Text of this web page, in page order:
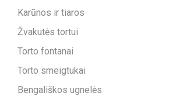
Karūnos ir tiaros
Žvakutės tortui
Torto fontanai
Torto smeigtukai
Bengališkos ugnelės